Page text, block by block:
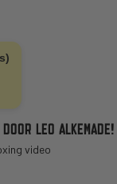
LEO ALKEMADE!
video